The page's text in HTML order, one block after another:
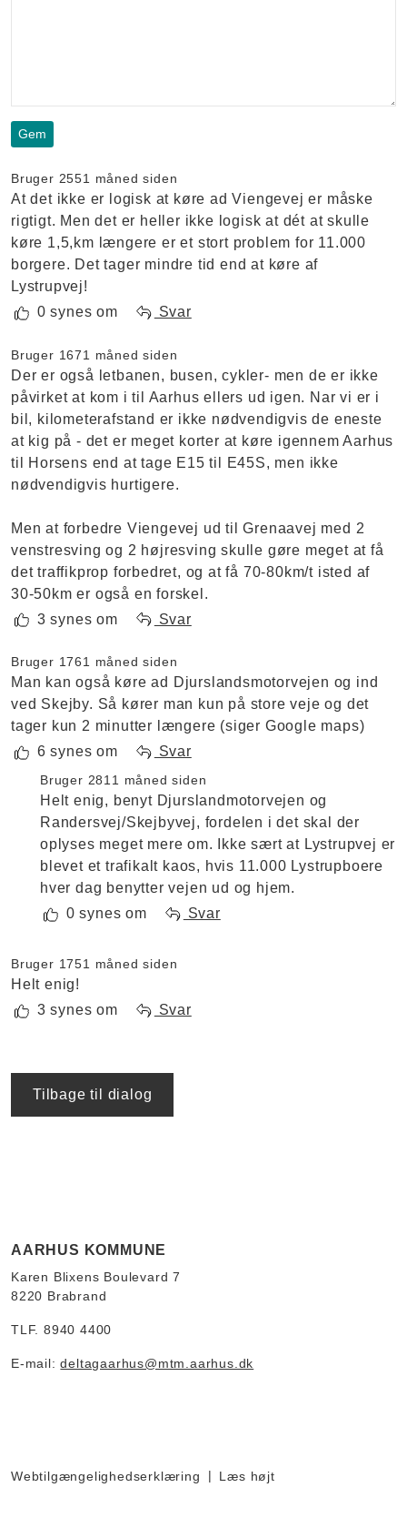
Bruger 1751 måned siden
Helt enig!
3 synes om
Svar
Bruger 1761 måned siden
Man kan også køre ad Djurslandsmotorvejen og ind
ved Skejby. Så kører man kun på store veje og det
tager kun 2 minutter længere (siger Google maps)
6 synes om
Svar
Bruger 281 1 måned siden
Helt enig, benyt Djurslandmotorvejen og
Randersvej/Skejbyvej, fordelen i det skal der
oplyses meget mere om. Ikke sært at Lystrupvej er
blevet et trafikalt kaos, hvis 11.000 Lystrupboere
hver dag benytter vejen ud og hjem.
0 synes om
Svar
Bruger 1671 måned siden
Der er også letbanen, busen, cykler- men de er ikke
påvirket at kom i til Aarhus ellers ud igen. Nar vi er i
bil, kilometerafstand er ikke nødvendigvis de eneste
at kig på - det er meget korter at køre igennem Aarhus
til Horsens end at tage E15 til E45S, men ikke
nødvendigvis hurtigere.
Men at forbedre Viengevej ud til Grenaavej med 2
venstresving og 2 højresving skulle gøre meget at få
det traffikprop forbedret, og at få 70-80km/t isted af
30-50km er også en forskel.
3 synes om
Svar
Bruger 2551 måned siden
At det ikke er logisk at køre ad Viengevej er måske
rigtigt. Men det er heller ikke logisk at dét at skulle
køre 1,5,km længere er et stort problem for 11.000
borgere. Det tager mindre tid end at køre af
Lystrupvej!
0 synes om
Svar
Tilbage til dialog
AARHUS KOMMUNE
Karen Blixens Boulevard 7
8220 Brabrand
TLF. 8940 4400
E-mail:deltagaarhus@mtm.aarhus.dk
Webtilgængelighedserklæring Læs højt